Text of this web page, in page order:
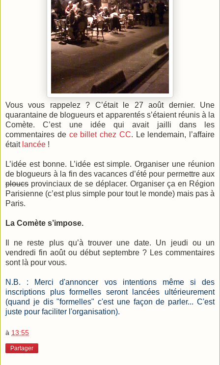
Vous vous rappelez ? C’était le 27 août dernier. Une
quarantaine de blogueurs et apparentés s’étaient réunis à la
Comète. C’est une idée qui avait jailli dans les
commentaires de ce billet chez CC. Le lendemain, l’affaire
était lancée !
L’idée est bonne. L’idée est simple. Organiser une réunion
de blogueurs à la fin des vacances d’été pour permettre aux
ploucs provinciaux de se déplacer. Organiser ça en Région
Parisienne (c’est plus simple pour tout le monde) mais pas à
Paris.
La Comète s’impose.
Il ne reste plus qu’à trouver une date. Un jeudi ou un
vendredi fin août ou début septembre ? Les commentaires
sont là pour vous.
N.B. : Merci d'annoncer vos intentions même si des
inscriptions plus formelles seront lancées ultérieurement
(quand je dis "formelles" c'est une façon de parler... C'est
juste pour faciliter l'organisation).
à 13:55
Partager